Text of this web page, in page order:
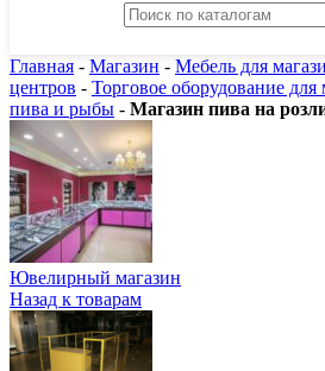
Главная - Магазин - Мебель для
центров - Торговое оборудование для
пива и рыбы - Магазин пива на
Ювелирный магазин
Назад к товарам